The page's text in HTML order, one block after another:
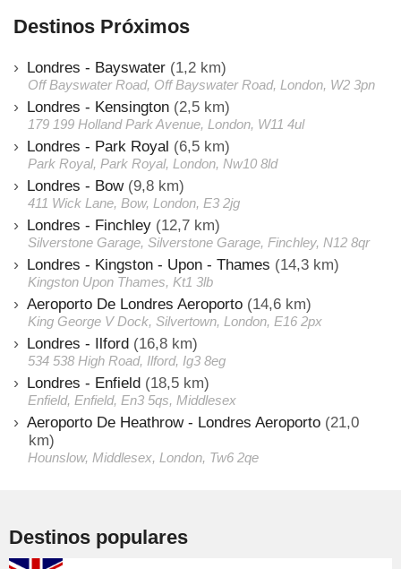
Destinos Próximos
Londres - Bayswater (1,2 km)
Off Bayswater Road, Off Bayswater Road, London, W2 3pn
Londres - Kensington (2,5 km)
179 199 Holland Park Avenue, London, W11 4ul
Londres - Park Royal (6,5 km)
Park Royal, Park Royal, London, Nw10 8ld
Londres - Bow(9,8 km)
411 Wick Lane, Bow, London, E3 2jg
Londres - Finchley (12,7 km)
Silverstone Garage, Silverstone Garage, Finchley, N12 8qr
Londres - Kingston - Upon - Thames (14,3 km)
Kingston Upon Thames, Kt1 3lb
Aeroporto De Londres Aeroporto (14,6 km)
King George V Dock, Silvertown, London, E16 2px
Londres - Ilford (16,8 km)
534 538 High Road, Ilford, Ig3 8eg
Londres - Enfield (18,5 km)
Enfield, Enfield, En3 5qs, Middlesex
Aeroporto De Heathrow - Londres Aeroporto (21,0
km)
Hounslow, Middlesex, London, Tw6 2qe
Destinos populares